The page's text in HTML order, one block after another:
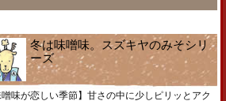
冬は味噌味。スズキヤのみそシリ
ーズ
噌味が恋しい季節】甘さの中に少しピリッとアク